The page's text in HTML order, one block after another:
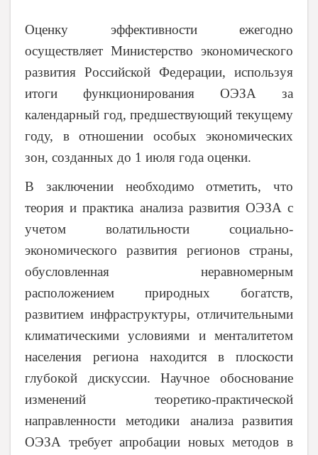
Оценку эффективности ежегодно
осуществляет Министерство экономического
развития Российской Федерации, используя
итоги функционирования ОЭЗА за
календарный год, предшествующий текущему
году, в отношении особых экономических
зон, созданных до 1 июля года оценки.
В заключении необходимо отметить, что
теория и практика анализа развития ОЭЗА с
учетом волатильности социально-
экономического развития регионов страны,
обусловленная неравномерным
расположением природных богатств,
развитием инфраструктуры, отличительными
климатическими условиями и менталитетом
населения региона находится в плоскости
глубокой дискуссии. Научное обоснование
изменений теоретико-практической
направленности методики анализа
развития
ОЭЗА требует апробации новых методов в